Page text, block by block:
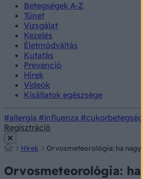
Betegségek A-Z
Tünet
Vizsgálat
Kezelés
Életmódváltás
Kutatás
Prevenció
Hírek
Videók
Kisállatok egészsége
#allergia #influenza #cukorbetegség
Regisztráció
Hírek Orvosmeteorológia: ha
Orvosmeteorológia: